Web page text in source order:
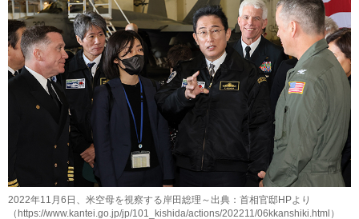
2022年11月6日、米空母を視察する岸田総理～出典：首相官邸HPより
（https://www.kantei.go.jp/jp/101_kishida/actions/202211/06kkanshiki.html）